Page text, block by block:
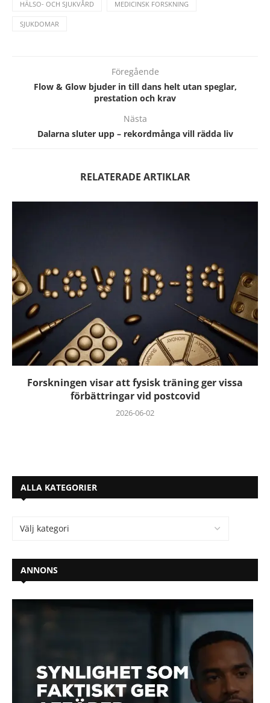
HÄLSO- OCH SJUKVÅRD MEDICINSK FORSKNING
SJUKDOMAR
Föregående
Flow & Glow bjuder in till dans helt utan speglar,
prestation och krav
Nästa
Dalarna sluter upp – rekordmånga vill rädda liv
RELATERADE ARTIKLAR
Forskningen visar att fysisk träning ger vissa
förbättringar vid postcovid
2026-06-02
ALLA KATEGORIER
ANNONS